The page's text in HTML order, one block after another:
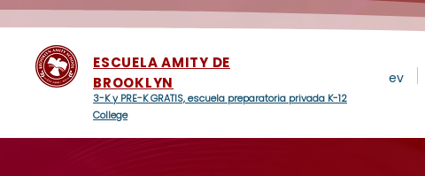
ESCUELA AMITY DE
BROOKLYN
3-K y PRE-K GRATIS, escuela preparatoria privada K-12
College
ev